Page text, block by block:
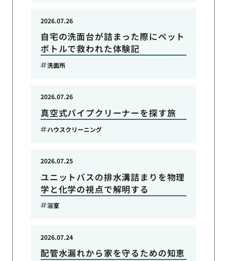
自宅の洗面台が詰まった際にペット
ボトルで救われた体験記
2026.07.26
洗面所
真空式パイプクリーナーを探す旅
2026.07.26
ハウスクリーニング
ユニットバスの排水溝詰まりを物理
学と化学の視点で解明する
2026.07.25
浴室
配管水漏れから家を守るための知恵
2026.07.24